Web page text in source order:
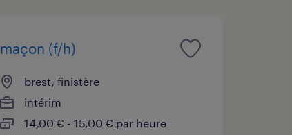
maçon (f/h)
brest, finistère
intérim
14,00 € - 15,00 € par heure